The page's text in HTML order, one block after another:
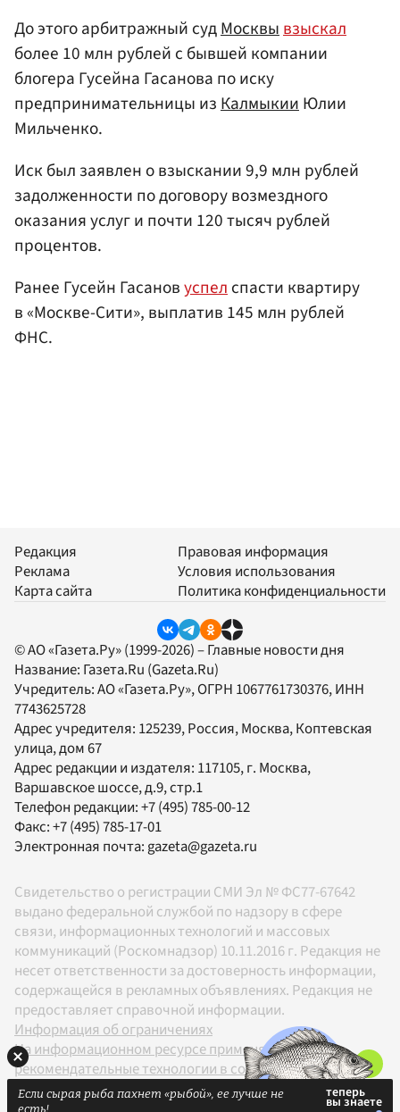
До этого арбитражный судМосквывзыскал
более 10 млн рублей с бывшей компании
блогера Гусейна Гасанова по иску
предпринимательницы изКалмыкииЮлии
Мильченко.
Иск был заявлен о взыскании 9,9 млн рублей
задолженности по договору возмездного
оказания услуг и почти 120 тысяч рублей
процентов.
Ранее Гусейн Гасановуспелспасти квартиру
в «Москве-Сити», выплатив 145 млн рублей
ФНС.
Редакция
Реклама
Карта сайта
Правовая информация
Условия использования
Политика конфиденциальности
© АО «Газета.Ру» (1999-2026) – Главные новости дня
Название: Газета.Ru (Gazeta.Ru)
Учредитель:АО «Газета.Ру», ОГРН 1067761730376, ИНН
7743625728
Адрес учредителя: 125239, Россия, Москва, Коптевская
улица, дом 67
Адрес редакции и издателя: 117105, г. Москва,
Варшавское шоссе, д.9, стр.1
Телефон редакции:+7 (495) 785-00-12
Факс:+7 (495) 785-17-01
Электронная почта: gazeta@gazeta.ru
Свидетельство о регистрации СМИ Эл № ФС77-67642
выдано федеральной службой по надзору в сфере
связи, информационных технологий и массовых
коммуникаций (Роскомнадзор) 10.11.2016 г. Редакция не
несет ответственности за достоверность информации,
содержащейся в рекламных объявлениях. Редакция не
предоставляет справочной информации.
Информация об ограничениях
На информационном ресурсе применяются
рекомендательные технологии в соответствии с
Правилами
Если сырая рыба пахнет «рыбой», ее лучше не
есть!